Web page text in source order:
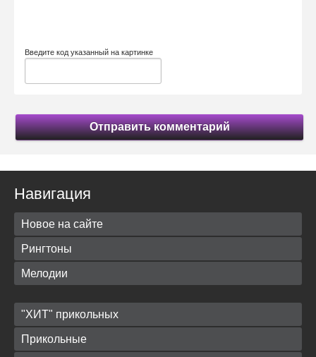
Введите код указанный на картинке
Отправить комментарий
Навигация
Новое на сайте
Рингтоны
Мелодии
"ХИТ" прикольных
Прикольные